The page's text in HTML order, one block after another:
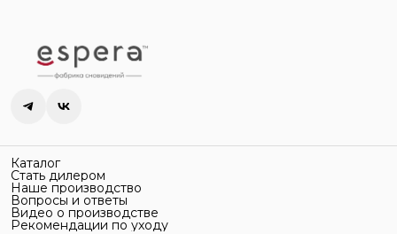
Каталог
Стать дилером
Наше производство
Вопросы и ответы
Видео о производстве
Рекомендации по уходу